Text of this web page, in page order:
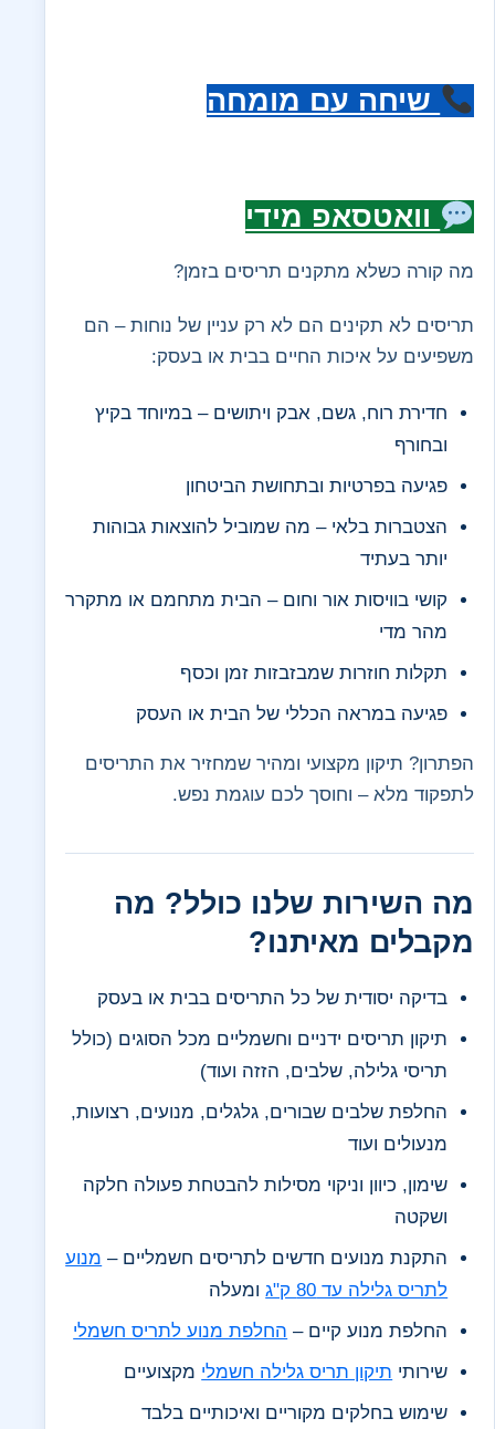
שיחה עם מומחה
וואטסאפ מידי
מה קורה כשלא מתקנים תריסים בזמן?
תריסים לא תקינים הם לא רק עניין של נוחות – הם
משפיעים על איכות החיים בבית או בעסק:
חדירת רוח, גשם, אבק ויתושים – במיוחד בקיץ
ובחורף
פגיעה בפרטיות ובתחושת הביטחון
הצטברות בלאי – מה שמוביל להוצאות גבוהות
יותר בעתיד
קושי בוויסות אור וחום – הבית מתחמם או מתקרר
מהר מדי
תקלות חוזרות שמבזבזות זמן וכסף
פגיעה במראה הכללי של הבית או העסק
הפתרון? תיקון מקצועי ומהיר שמחזיר את התריסים
לתפקוד מלא – וחוסך לכם עוגמת נפש.
מה השירות שלנו כולל? מה
מקבלים מאיתנו?
בדיקה יסודית של כל התריסים בבית או בעסק
תיקון תריסים ידניים וחשמליים מכל הסוגים (כולל
תריסי גלילה, שלבים, הזזה ועוד)
החלפת שלבים שבורים, גלגלים, מנועים, רצועות,
מנעולים ועוד
שימון, כיוון וניקוי מסילות להבטחת פעולה חלקה
ושקטה
התקנת מנועים חדשים לתריסים חשמליים – מנוע
לתריס גלילה עד 80 ק"ג
ומעלה
החלפת מנוע קיים – החלפת מנוע לתריס חשמלי
שירותי תיקון תריס גלילה חשמלי מקצועיים
שימוש בחלקים מקוריים ואיכותיים בלבד